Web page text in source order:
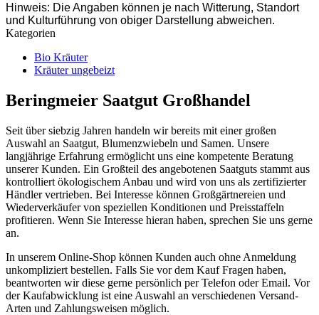
Hinweis: Die Angaben können je nach Witterung, Standort
und Kulturführung von obiger Darstellung abweichen.
Kategorien
Bio Kräuter
Kräuter ungebeizt
Beringmeier Saatgut Großhandel
Seit über siebzig Jahren handeln wir bereits mit einer großen
Auswahl an Saatgut, Blumenzwiebeln und Samen. Unsere
langjährige Erfahrung ermöglicht uns eine kompetente Beratung
unserer Kunden. Ein Großteil des angebotenen Saatguts stammt aus
kontrolliert ökologischem Anbau und wird von uns als zertifizierter
Händler vertrieben. Bei Interesse können Großgärtnereien und
Wiederverkäufer von speziellen Konditionen und Preisstaffeln
profitieren. Wenn Sie Interesse hieran haben, sprechen Sie uns gerne
an.
In unserem Online-Shop können Kunden auch ohne Anmeldung
unkompliziert bestellen. Falls Sie vor dem Kauf Fragen haben,
beantworten wir diese gerne persönlich per Telefon oder Email. Vor
der Kaufabwicklung ist eine Auswahl an verschiedenen Versand-
Arten und Zahlungsweisen möglich.